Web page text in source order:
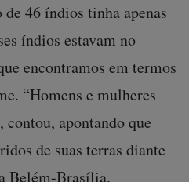
46 índios tinha apenas
índios estavam no
encontramos em termos
“Homens e mulheres
contou, apontando que
de suas terras diante
Belém-Brasília.